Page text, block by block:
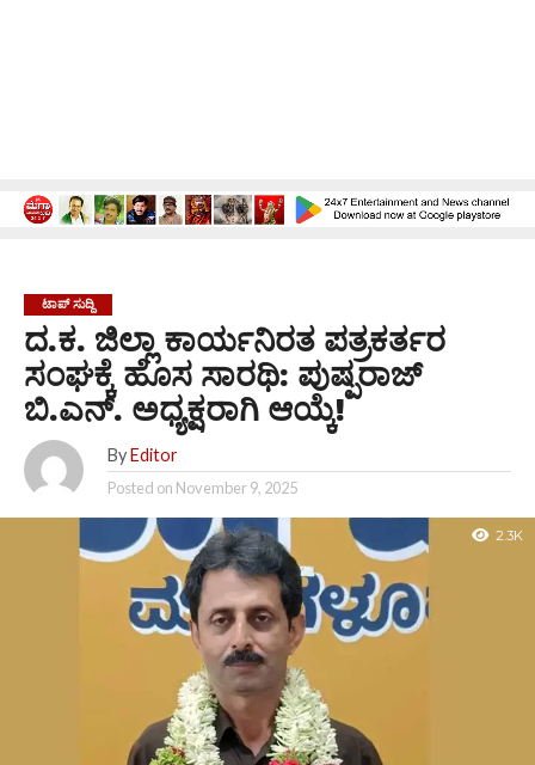
ಟಾಪ್ ಸುದ್ದಿ
ದ.ಕ. ಜಿಲ್ಲಾ ಕಾರ್ಯನಿರತ ಪತ್ರಕರ್ತರ
ಸಂಘಕ್ಕೆ ಹೊಸ ಸಾರಥಿ: ಪುಷ್ಪರಾಜ್
ಬಿ.ಎನ್. ಅಧ್ಯಕ್ಷರಾಗಿ ಆಯ್ಕೆ!
By Editor
Posted on November 9, 2025
2.3K